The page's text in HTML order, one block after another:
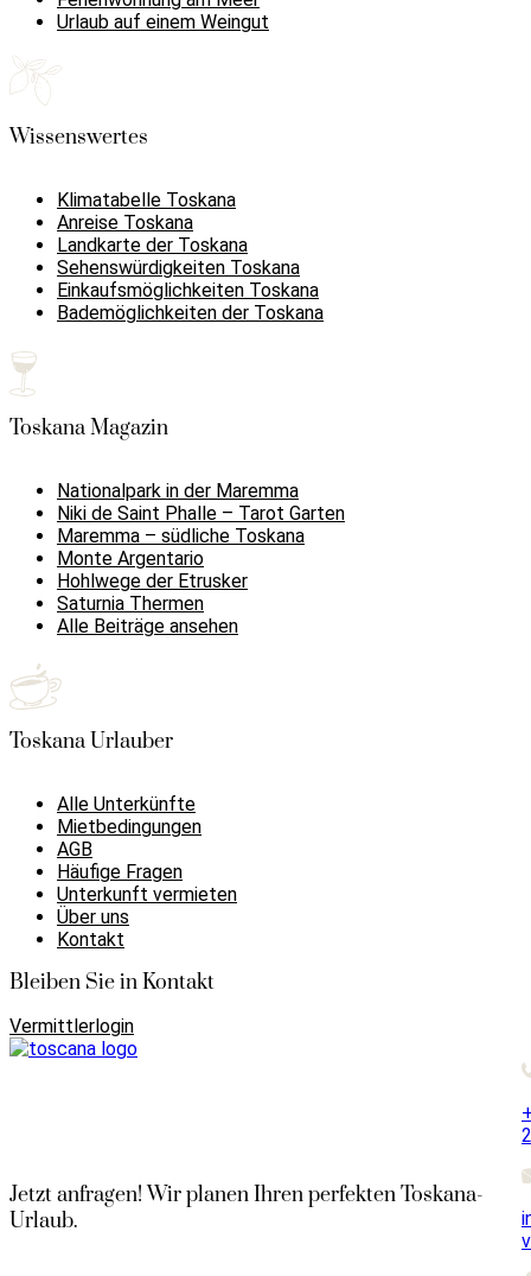
Urlaub auf einem Weingut
Wissenswertes
Klimatabelle Toskana
Anreise Toskana
Landkarte der Toskana
Sehenswürdigkeiten Toskana
Einkaufsmöglichkeiten Toskana
Bademöglichkeiten der Toskana
Toskana Magazin
Nationalpark in der Maremma
Niki de Saint Phalle – Tarot Garten
Maremma – südliche Toskana
Monte Argentario
Hohlwege der Etrusker
Saturnia Thermen
Alle Beiträge ansehen
Toskana Urlauber
Alle Unterkünfte
Mietbedingungen
AGB
Häufige Fragen
Unterkunft vermieten
Über uns
Kontakt
Bleiben Sie in Kontakt
Vermittlerlogin
Jetzt anfragen! Wir planen Ihren perfekten Toskana-
Urlaub.